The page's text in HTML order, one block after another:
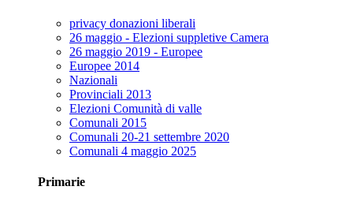
privacy donazioni liberali
26 maggio - Elezioni suppletive Camera
26 maggio 2019 - Europee
Europee 2014
Nazionali
Provinciali 2013
Elezioni Comunità di valle
Comunali 2015
Comunali 20-21 settembre 2020
Comunali 4 maggio 2025
Primarie